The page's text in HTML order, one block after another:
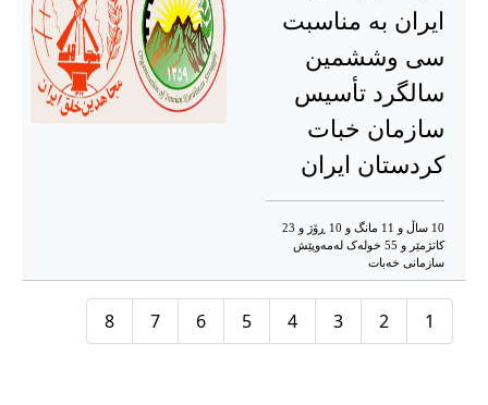
ایران به مناسبت
سی وششمین
سالگرد تأسیس
سازمان خبات
کردستان ایران
10 ساڵ و 11 مانگ و 10 ڕۆژ و 23
کاتژمێر و 55 خوله‌ک له‌مه‌وپێش‌
سازمانی خەبات
1
2
3
4
5
6
7
8